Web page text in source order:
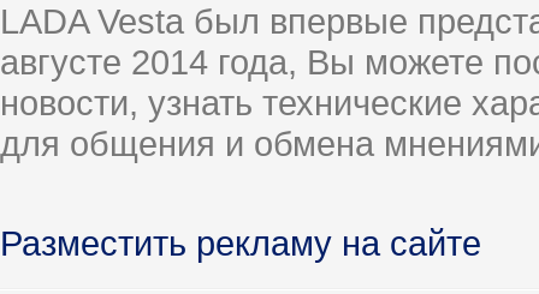
LADA Vesta был впервые
августе 2014 года, Вы можете
новости, узнать технические
для общения и обмена
Разместить рекламу на сайте